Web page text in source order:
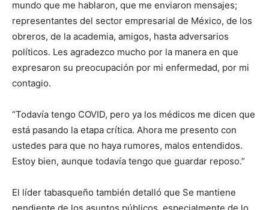
mundo que me hablaron, que me enviaron mensajes;
representantes del sector empresarial de México, de los
obreros, de la academia, amigos, hasta adversarios
políticos. Les agradezco mucho por la manera en que
expresaron su preocupación por mi enfermedad, por mi
contagio.
“Todavía tengo COVID, pero ya los médicos me dicen que
está pasando la etapa crítica. Ahora me presento con
ustedes para que no haya rumores, malos entendidos.
Estoy bien, aunque todavía tengo que guardar reposo.”
El líder tabasqueño también detalló que Se mantiene